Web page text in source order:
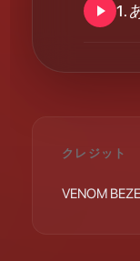
1.
クレジット
VENOM